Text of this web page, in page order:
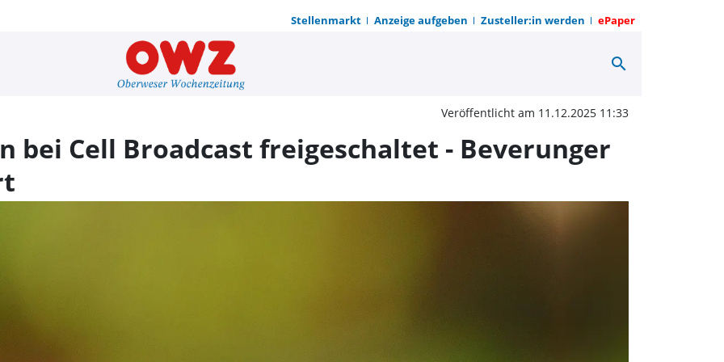
Stellenmarkt Anzeige aufgeben Zusteller:in werden ePaper
Entwarnungsfunktion bei Cellsearch
Veröffentlicht am 11.12.2025 11:33
bei Cell Broadcast freigeschaltet - Beverunger